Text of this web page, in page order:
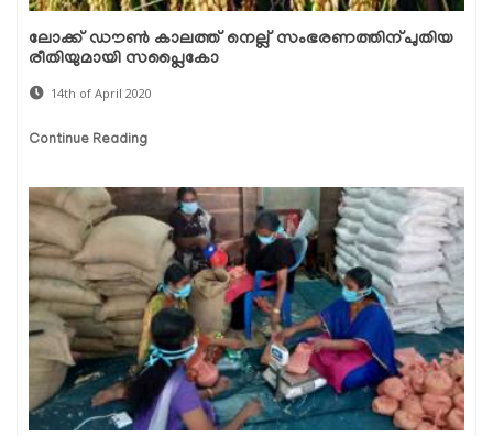
ലോക്ക് ഡൗണ്‍ കാലത്ത് നെല്ല് സംഭരണത്തിന്പുതിയ
രീതിയുമായി സപ്ലൈകോ
14th of April 2020
Continue Reading